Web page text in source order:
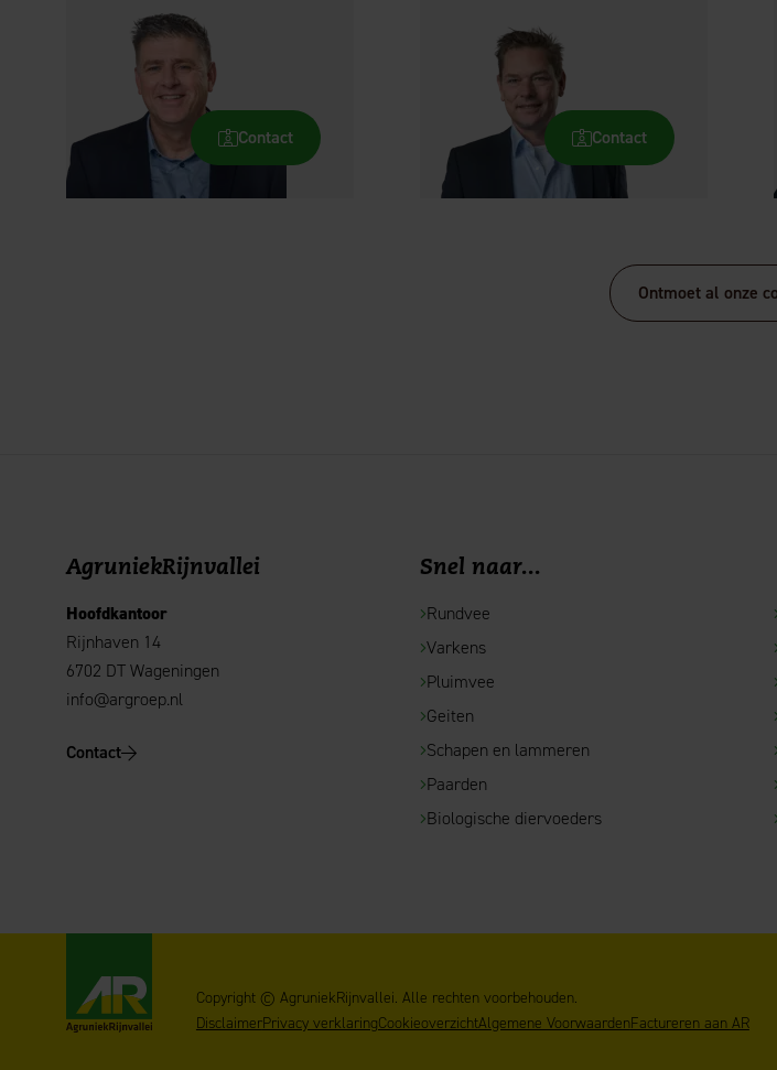
Contact Contact
Ontmoet al onze
AgruniekRijnvallei
Hoofdkantoor
Rijnhaven 14
6702 DT Wageningen
info@argroep.nl
Contact
Snel naar...
Rundvee
Varkens
Pluimvee
Geiten
Schapen en lammeren
Paarden
Biologische diervoeders
Copyright © AgruniekRijnvallei. Alle rechten voorbehouden.
DisclaimerPrivacy verklaringCookieoverzichtAlgemene VoorwaardenFactureren aan AR